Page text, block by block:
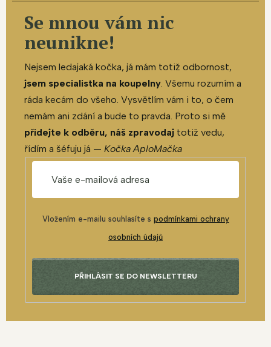
Se mnou vám nic
neunikne!
Nejsem ledajaká kočka, já mám totiž odbornost,
jsem specialistka na koupelny. Všemu rozumím a
ráda kecám do všeho. Vysvětlím vám i to, o čem
nemám ani zdání a bude to pravda. Proto si mě
přidejte k odběru, náš zpravodaj totiž vedu,
řídím a šéfuju já — Kočka AploMačka
Vložením e-mailu souhlasíte s podmínkami ochrany
osobních údajů
PŘIHLÁSIT SE DO NEWSLETTERU